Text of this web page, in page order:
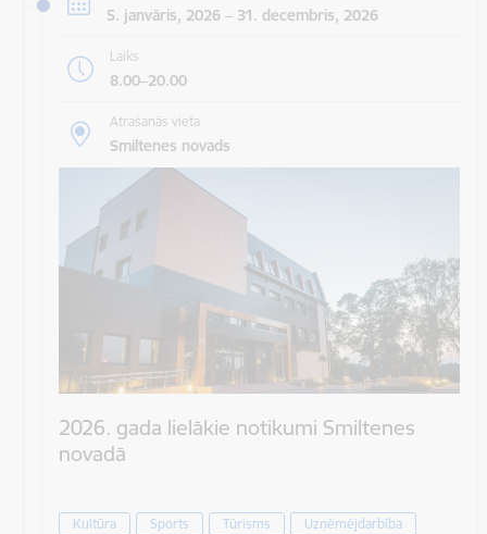
5. janvāris, 2026 – 31. decembris, 2026
Laiks
8.00–20.00
Atrašanās vieta
Smiltenes novads
2026. gada lielākie notikumi Smiltenes
novadā
Kultūra Sports Tūrisms Uzņēmējdarbība